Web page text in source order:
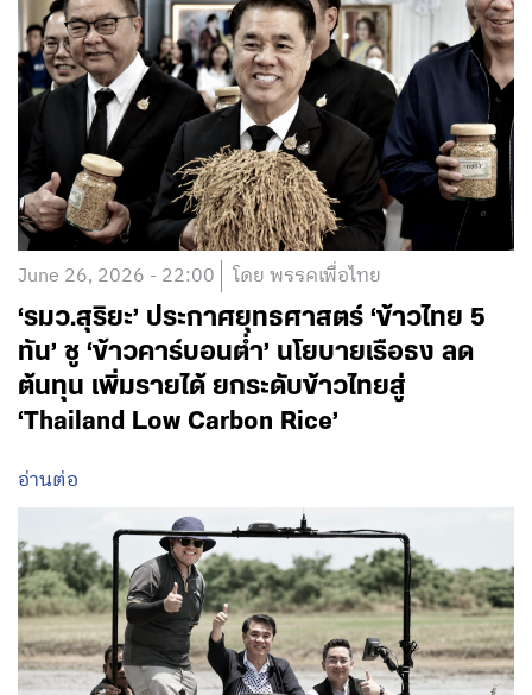
June 26, 2026 - 22:00 โดย พรรคเพื่อไทย
‘รมว.สุริยะ’ ประกาศยุทธศาสตร์ ‘ข้าวไทย 5
ทัน’ ชู ‘ข้าวคาร์บอนต่ำ’ นโยบายเรือธง ลด
ต้นทุน เพิ่มรายได้ ยกระดับข้าวไทยสู่
‘Thailand Low Carbon Rice’
อ่านต่อ